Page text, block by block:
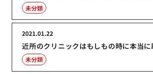
未分類
近所のクリニックはもしもの時に本当に
2021.01.22
未分類